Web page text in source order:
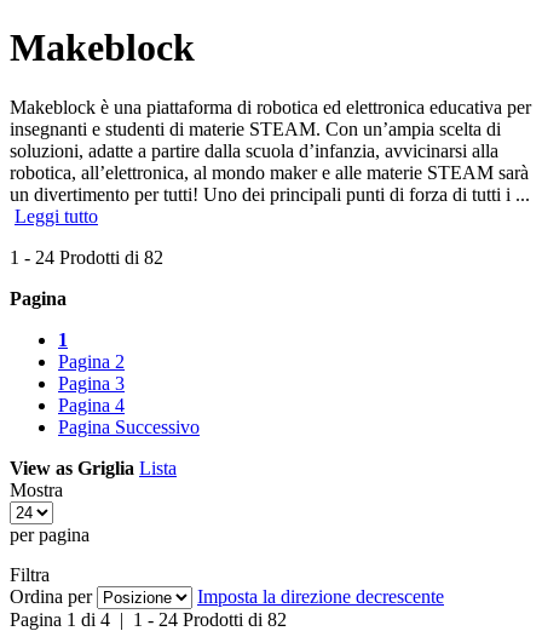
Makeblock
Makeblock è una piattaforma di robotica ed elettronica educativa per
insegnanti e studenti di materie STEAM. Con un’ampia scelta di
soluzioni, adatte a partire dalla scuola d’infanzia, avvicinarsi alla
robotica, all’elettronica, al mondo maker e alle materie STEAM sarà
un divertimento per tutti! Uno dei principali punti di forza di tutti i ...
Leggi tutto
1 - 24 Prodotti di 82
Pagina
1
Pagina 2
Pagina 3
Pagina 4
Pagina Successivo
View as Griglia Lista
Mostra
per pagina
Filtra
Ordina per
Imposta la direzione decrescente
Pagina 1 di 4 | 1 - 24 Prodotti di 82